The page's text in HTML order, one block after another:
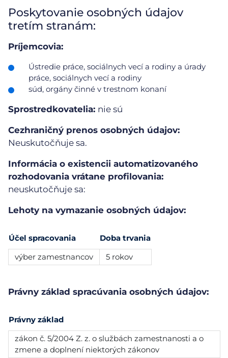
Poskytovanie osobných údajov
tretím stranám:
Príjemcovia:
Ústredie práce, sociálnych vecí a rodiny a úrady
práce, sociálnych vecí a rodiny
súd, orgány činné v trestnom konaní
Sprostredkovatelia: nie sú
Cezhraničný prenos osobných údajov:
Neuskutočňuje sa.
Informácia o existencii automatizovaného
rozhodovania vrátane profilovania:
neuskutočňuje sa:
Lehoty na vymazanie osobných údajov:
Účel spracovania
Doba trvania
výber zamestnancov
5 rokov
Právny základ spracúvania osobných údajov:
Právny základ
zákon č. 5/2004 Z. z. o službách zamestnanosti a o
zmene a doplnení niektorých zákonov